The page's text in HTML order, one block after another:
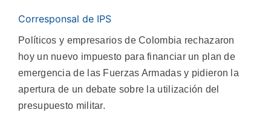
Corresponsal de IPS
Políticos y empresarios de Colombia rechazaron
hoy un nuevo impuesto para financiar un plan de
emergencia de las Fuerzas Armadas y pidieron la
apertura de un debate sobre la utilización del
presupuesto militar.